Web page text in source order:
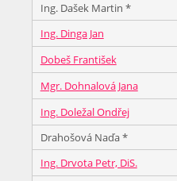
Ing. Dašek Martin *
Ing. Dinga Jan
Dobeš František
Mgr. Dohnalová Jana
Ing. Doležal Ondřej
Drahošová Naďa *
Ing. Drvota Petr, DiS.